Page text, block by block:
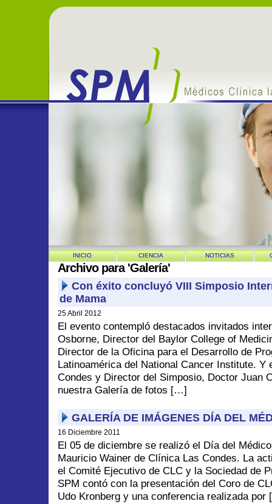
INICIO CIENCIA NOTICIAS
Archivo para 'Galería'
Con éxito concluyó VIII Simposio
de Mama
25 Abril 2012
El evento contempló destacados invitados
Osborne, Director del Baylor College of
Director de la Oficina para el Desarrollo de
Latinoamérica del National Cancer Institute. Y
Condes y Director del Simposio, Doctor Juan
nuestra Galería de fotos […]
GALERÍA DE IMÁGENES DÍA DEL
16 Diciembre 2011
El 05 de diciembre se realizó el Día del
Mauricio Wainer de Clínica Las Condes. La
el Comité Ejecutivo de CLC y la Sociedad de
SPM contó con la presentación del Coro de
Udo Kronberg y una conferencia realizada